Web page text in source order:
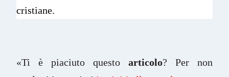
cristiane.
«Ti è piaciuto questo articolo? Per non